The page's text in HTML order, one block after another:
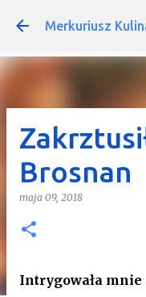
Merkuriusz
Brosnan
maja 09, 2018
Intrygowała mnie